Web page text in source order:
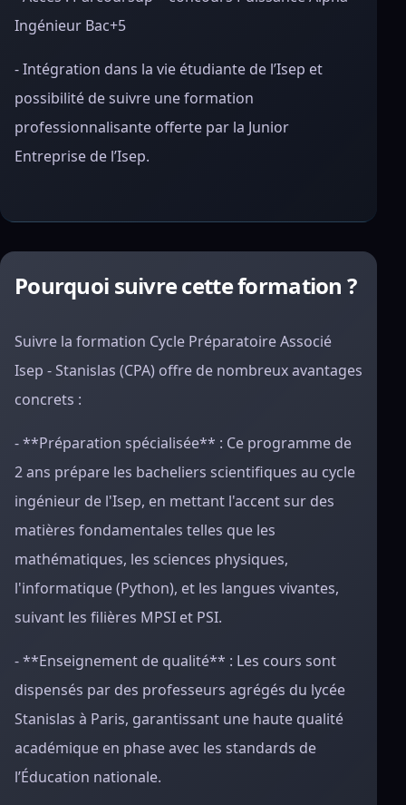
Ingénieur Bac+5
- Intégration dans la vie étudiante de l’Isep et
possibilité de suivre une formation
professionnalisante offerte par la Junior
Entreprise de l’Isep.
Pourquoi suivre cette formation ?
Suivre la formation Cycle Préparatoire Associé
Isep - Stanislas (CPA) offre de nombreux avantages
concrets :
- **Préparation spécialisée** : Ce programme de
2 ans prépare les bacheliers scientifiques au cycle
ingénieur de l'Isep, en mettant l'accent sur des
matières fondamentales telles que les
mathématiques, les sciences physiques,
l'informatique (Python), et les langues vivantes,
suivant les filières MPSI et PSI.
- **Enseignement de qualité** : Les cours sont
dispensés par des professeurs agrégés du lycée
Stanislas à Paris, garantissant une haute qualité
académique en phase avec les standards de
l’Éducation nationale.